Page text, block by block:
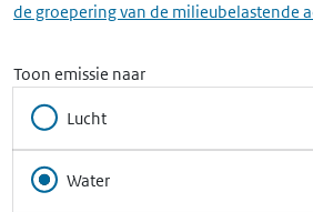
de groepering van de milieubelastende
Toon emissie naar
Lucht
Water